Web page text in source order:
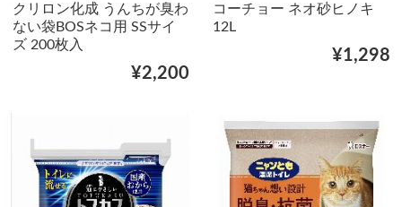
クリロン化成 うんちが臭わ
ない袋BOSネコ用 SSサイ
ズ 200枚入
¥2,200
コーチョー ネオ砂ヒノキ
12L
¥1,298